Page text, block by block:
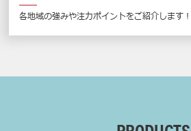
各地域の強みや注力ポイントをご紹介します！